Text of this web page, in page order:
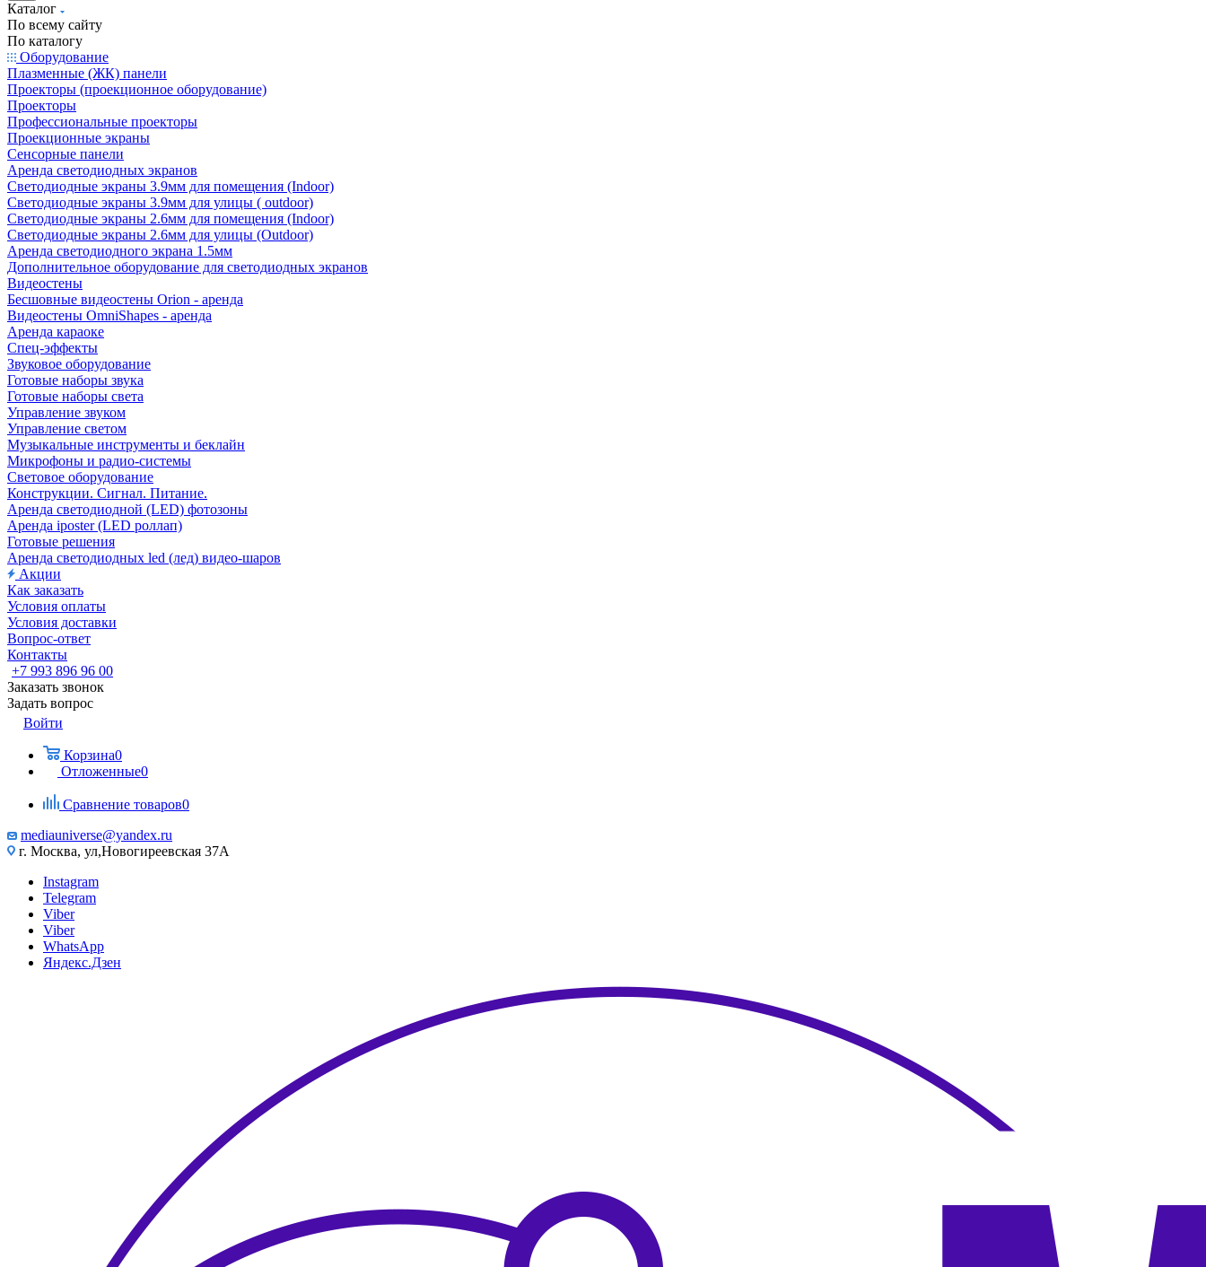
Каталог
По всему сайту
По каталогу
Оборудование
Плазменные (ЖК) панели
Проекторы (проекционное оборудование)
Проекторы
Профессиональные проекторы
Проекционные экраны
Сенсорные панели
Аренда светодиодных экранов
Светодиодные экраны 3.9мм для помещения (Indoor)
Светодиодные экраны 3.9мм для улицы ( outdoor)
Светодиодные экраны 2.6мм для помещения (Indoor)
Светодиодные экраны 2.6мм для улицы (Outdoor)
Аренда светодиодного экрана 1.5мм
Дополнительное оборудование для светодиодных экранов
Видеостены
Бесшовные видеостены Orion - аренда
Видеостены OmniShapes - аренда
Аренда караоке
Спец-эффекты
Звуковое оборудование
Готовые наборы звука
Готовые наборы света
Управление звуком
Управление светом
Музыкальные инструменты и беклайн
Микрофоны и радио-системы
Световое оборудование
Конструкции. Сигнал. Питание.
Аренда светодиодной (LED) фотозоны
Аренда iposter (LED роллап)
Готовые решения
Аренда светодиодных led (лед) видео-шаров
Акции
Как заказать
Условия оплаты
Условия доставки
Вопрос-ответ
Контакты
+7 993 896 96 00
Заказать звонок
Задать вопрос
Войти
Корзина0
Отложенные0
Сравнение товаров0
mediauniverse@yandex.ru
г. Москва, ул,Новогиреевская 37А
Instagram
Telegram
Viber
Viber
WhatsApp
Яндекс.Дзен